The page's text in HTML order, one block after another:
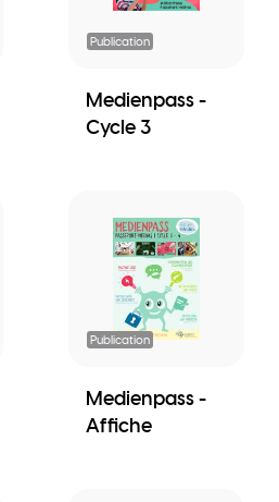
Publication
Medienpass -
Cycle 3
Publication
Medienpass -
Affiche